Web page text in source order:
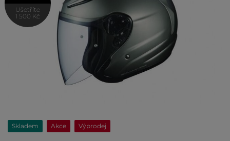
Ušetříte
1 500 Kč
Skladem Akce Výprodej